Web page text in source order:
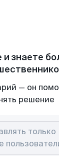
знаете
— он
решение